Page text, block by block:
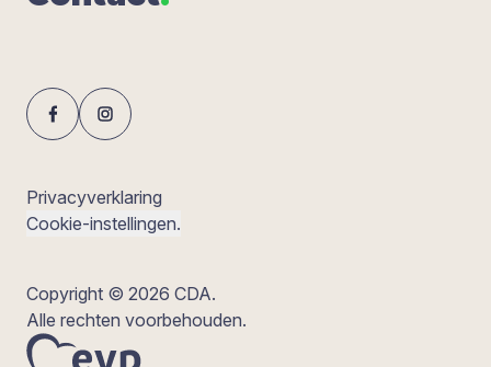
Privacyverklaring
Cookie-instellingen.
Copyright © 2026 CDA.
Alle rechten voorbehouden.